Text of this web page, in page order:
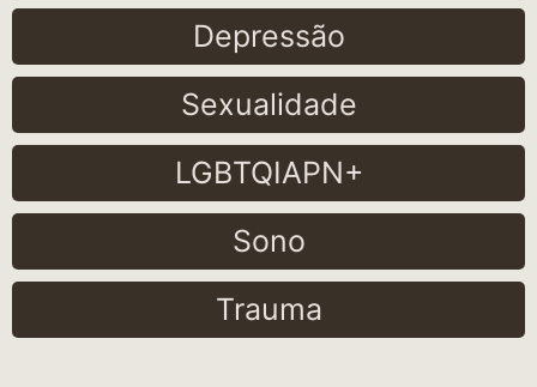
Depressão
Sexualidade
LGBTQIAPN+
Sono
Trauma